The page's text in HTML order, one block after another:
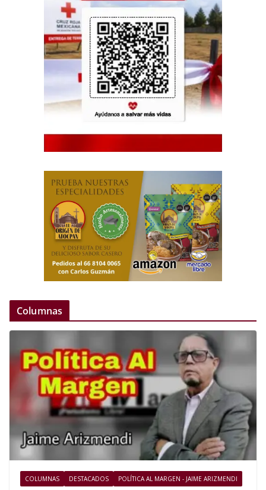
Columnas
COLUMNAS DESTACADOS POLÍTICA AL MARGEN - JAIME ARIZMENDI